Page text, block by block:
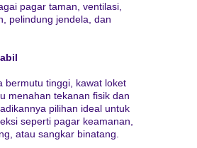
pagar taman, ventilasi,
pelindung jendela, dan
bermutu tinggi, kawat loket
menahan tekanan fisik dan
pilihan ideal untuk
seperti pagar keamanan,
atau sangkar binatang.